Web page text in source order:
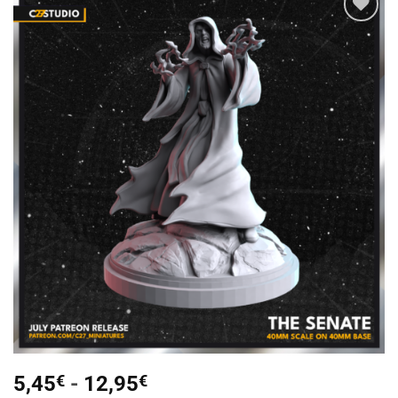
Añadir
a la
lista de
deseos
5,45€ - 12,95€Rango